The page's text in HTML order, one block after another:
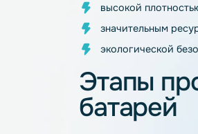
батарей